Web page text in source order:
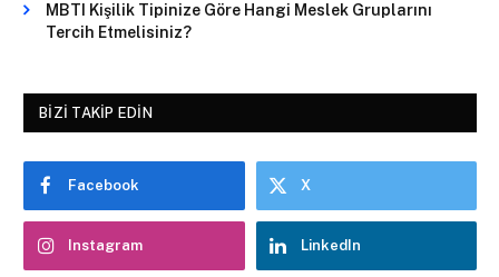
MBTI Kişilik Tipinize Göre Hangi Meslek Gruplarını
Tercih Etmelisiniz?
BIZI TAKIP EDIN
Facebook X
Instagram LinkedIn